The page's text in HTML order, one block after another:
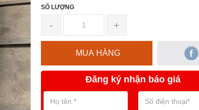
SỐ LƯỢNG
- +
MUA HÀNG
Đăng ký nhận báo giá